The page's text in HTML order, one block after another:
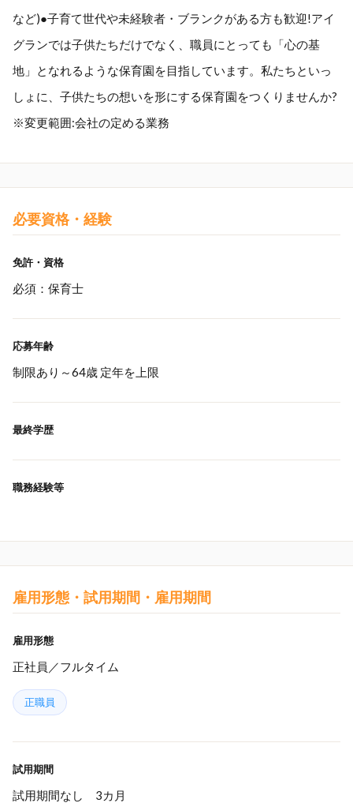
など)●子育て世代や未経験者・ブランクがある方も歓迎!アイ
グランでは子供たちだけでなく、職員にとっても「心の基
地」となれるような保育園を目指しています。私たちといっ
しょに、子供たちの想いを形にする保育園をつくりませんか?
※変更範囲:会社の定める業務
必要資格・経験
免許・資格
必須：保育士
応募年齢
制限あり～64歳 定年を上限
最終学歴
職務経験等
雇用形態・試用期間・雇用期間
雇用形態
正社員／フルタイム
正職員
試用期間
試用期間なし 3カ月